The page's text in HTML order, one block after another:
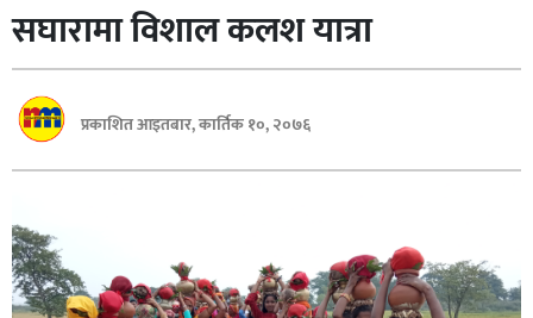
मधेश
प्रदेश
लुम्बिनी
गण्डकी
कर्णाली
सघारामा विशाल कलश यात्रा
प्रकाशित आइतबार, कार्तिक १०, २०७६